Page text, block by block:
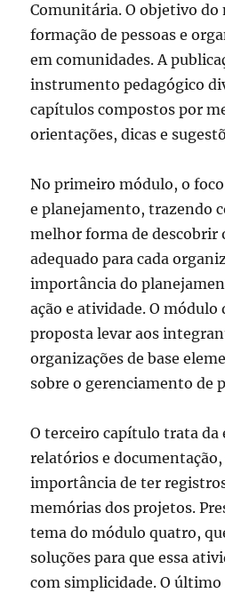
Comunitária. O objetivo do
formação de pessoas e
em comunidades. A
instrumento pedagógico
capítulos compostos por
orientações, dicas e
No primeiro módulo, o
e planejamento, trazendo
melhor forma de descobrir
adequado para cada
importância do
ação e atividade. O módulo
proposta levar aos
organizações de base
sobre o gerenciamento de
O terceiro capítulo trata da
relatórios e documentação,
importância de ter
memórias dos projetos.
tema do módulo quatro,
soluções para que essa
com simplicidade. O